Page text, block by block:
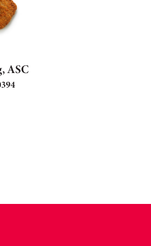
ASC